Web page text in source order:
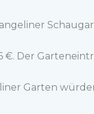
€. Der
Garten